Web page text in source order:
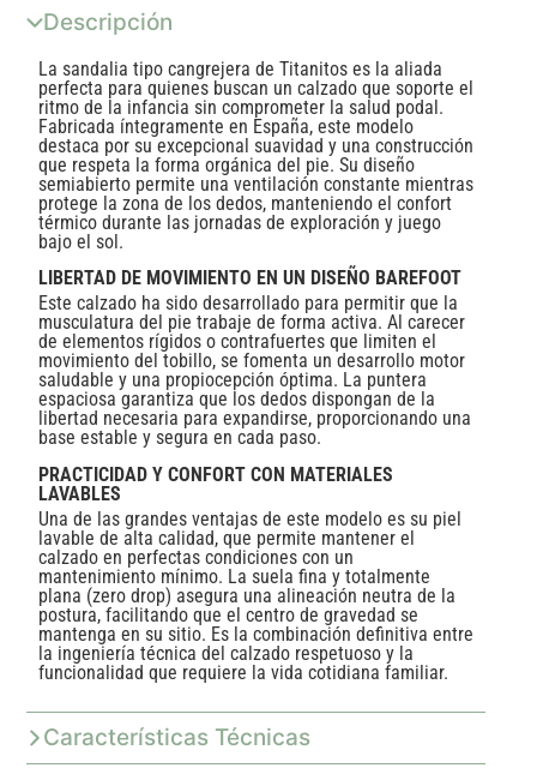
Descripción
La sandalia tipo cangrejera de Titanitos es la aliada
perfecta para quienes buscan un calzado que soporte el
ritmo de la infancia sin comprometer la salud podal.
Fabricada íntegramente en España, este modelo
destaca por su excepcional suavidad y una construcción
que respeta la forma orgánica del pie. Su diseño
semiabierto permite una ventilación constante mientras
protege la zona de los dedos, manteniendo el confort
térmico durante las jornadas de exploración y juego
bajo el sol.
LIBERTAD DE MOVIMIENTO EN UN DISEÑO BAREFOOT
Este calzado ha sido desarrollado para permitir que la
musculatura del pie trabaje de forma activa. Al carecer
de elementos rígidos o contrafuertes que limiten el
movimiento del tobillo, se fomenta un desarrollo motor
saludable y una propiocepción óptima. La puntera
espaciosa garantiza que los dedos dispongan de la
libertad necesaria para expandirse, proporcionando una
base estable y segura en cada paso.
PRACTICIDAD Y CONFORT CON MATERIALES
LAVABLES
Una de las grandes ventajas de este modelo es su piel
lavable de alta calidad, que permite mantener el
calzado en perfectas condiciones con un
mantenimiento mínimo. La suela fina y totalmente
plana (zero drop) asegura una alineación neutra de la
postura, facilitando que el centro de gravedad se
mantenga en su sitio. Es la combinación definitiva entre
la ingeniería técnica del calzado respetuoso y la
funcionalidad que requiere la vida cotidiana familiar.
Características Técnicas